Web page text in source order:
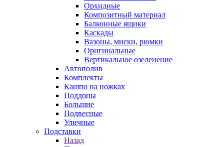
Орхидные
Композитный материал
Балконные ящики
Каскады
Вазоны, миски, рюмки
Оригинальные
Вертикальное озеленение
Автополив
Комплекты
Кашпо на ножках
Поддоны
Большие
Подвесные
Уличные
Подставки
Назад